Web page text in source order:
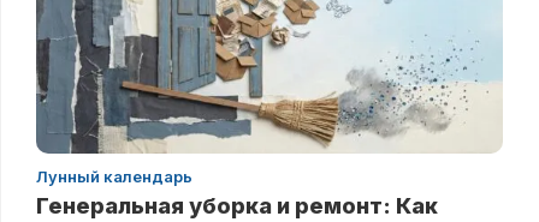
Лунный календарь
Генеральная уборка и ремонт: Как